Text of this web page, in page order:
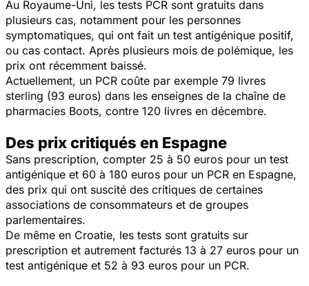
Au Royaume-Uni, les tests PCR sont gratuits dans
plusieurs cas, notamment pour les personnes
symptomatiques, qui ont fait un test antigénique positif,
ou cas contact. Après plusieurs mois de polémique, les
prix ont récemment baissé.
Actuellement, un PCR coûte par exemple 79 livres
sterling (93 euros) dans les enseignes de la chaîne de
pharmacies Boots, contre 120 livres en décembre.
Des prix critiqués en Espagne
Sans prescription, compter 25 à 50 euros pour un test
antigénique et 60 à 180 euros pour un PCR en Espagne,
des prix qui ont suscité des critiques de certaines
associations de consommateurs et de groupes
parlementaires.
De même en Croatie, les tests sont gratuits sur
prescription et autrement facturés 13 à 27 euros pour un
test antigénique et 52 à 93 euros pour un PCR.